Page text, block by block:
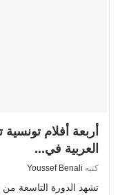
أربعة أفلام
العربية في...
كتبه Youssef Benali